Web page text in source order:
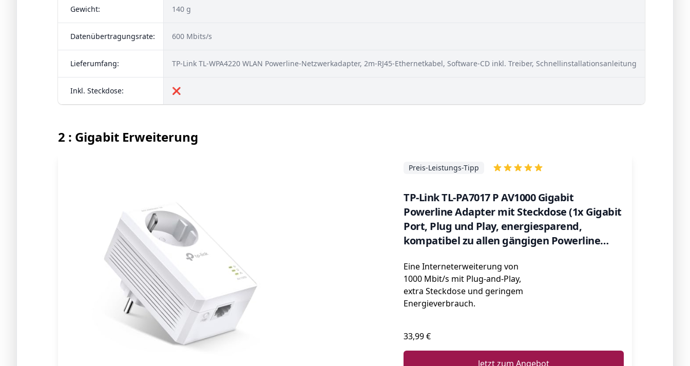
Gewicht: 140 g
Datenübertragungsrate: 600 Mbits/s
Lieferumfang: TP-Link TL-WPA4220 WLAN Powerline-Netzwerkadapter, 2m-RJ45-Ethernetkabel, Software-CD inkl. Treiber, Schnellinstallationsanleitung
Inkl. Steckdose: ❌
2 : Gigabit Erweiterung
TP-Link TL-PA7017 P AV1000 Gigabit
Powerline Adapter mit Steckdose (1x Gigabit
Port, Plug und Play, energiesparend,
kompatibel zu allen gängigen Powerline
Preis-Leistungs-Tipp
Eine Interneterweiterung von
1000 Mbit/s mit Plug-and-Play,
extra Steckdose und geringem
Energieverbrauch.
33,99 €
Jetzt zum Angebot